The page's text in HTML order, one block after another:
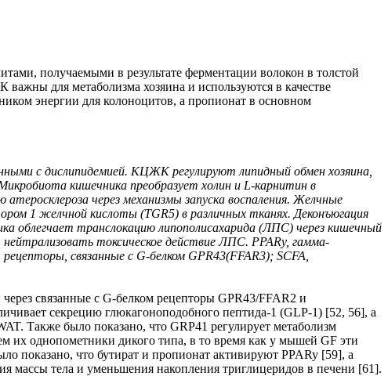
получаемыми в результате ферментации волокон в толстой
для метаболизма хозяина и используются в качестве
энергии для колоноцитов, а пропионат в основном
с дислипидемией. КЦЖК регулируют липидный обмен хозяина,
кишечника преобразует холин и L-карнитин в
через механизмы запуска воспаления. Желчные
1 желчной кислоты (TGR5) в различных тканях. Деконъюгация
облегчает транслокацию липополисахарида (ЛПС) через кишечный
токсическое действие ЛПС. PPARy, гамма-
связанные с G-белком GPR43(FFAR3); SCFA,
связанные с G-белком рецепторы GPR43/FFAR2 и
секрецию глюкагоноподобного пептида-1 (GLP-1) [52, 56], а
Также было показано, что GRP41 регулирует метаболизм
их однопометники дикого типа, в то время как у мышей GF эти
показано, что бутират и пропионат активируют PPARy [59], а
массы тела и уменьшения накопления триглицеридов в печени [61].